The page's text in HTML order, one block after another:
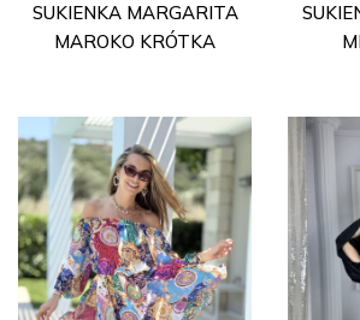
SUKIENKA MARGARITA
MAROKO KRÓTKA